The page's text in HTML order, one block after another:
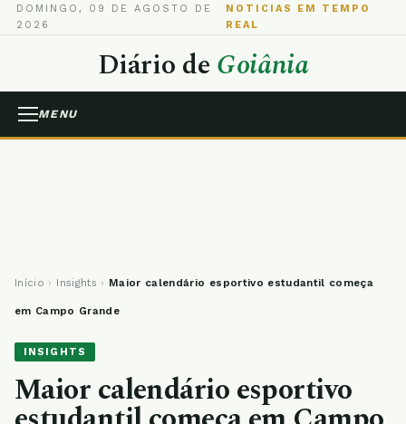
DOMINGO, 09 DE AGOSTO DE
2026
NOTICIAS EM TEMPO
REAL
Diário deGoiânia
MENU
Início › Insights › Maior calendário esportivo estudantil começa
em Campo Grande
INSIGHTS
Maior calendário esportivo